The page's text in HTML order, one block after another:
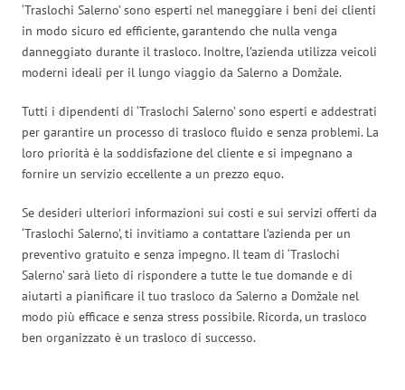
‘Traslochi Salerno’ sono esperti nel maneggiare i beni dei clienti
in modo sicuro ed efficiente, garantendo che nulla venga
danneggiato durante il trasloco. Inoltre, l’azienda utilizza veicoli
moderni ideali per il lungo viaggio da Salerno a Domžale.
Tutti i dipendenti di ‘Traslochi Salerno’ sono esperti e addestrati
per garantire un processo di trasloco fluido e senza problemi. La
loro priorità è la soddisfazione del cliente e si impegnano a
fornire un servizio eccellente a un prezzo equo.
Se desideri ulteriori informazioni sui costi e sui servizi offerti da
‘Traslochi Salerno’, ti invitiamo a contattare l’azienda per un
preventivo gratuito e senza impegno. Il team di ‘Traslochi
Salerno’ sarà lieto di rispondere a tutte le tue domande e di
aiutarti a pianificare il tuo trasloco da Salerno a Domžale nel
modo più efficace e senza stress possibile. Ricorda, un trasloco
ben organizzato è un trasloco di successo.